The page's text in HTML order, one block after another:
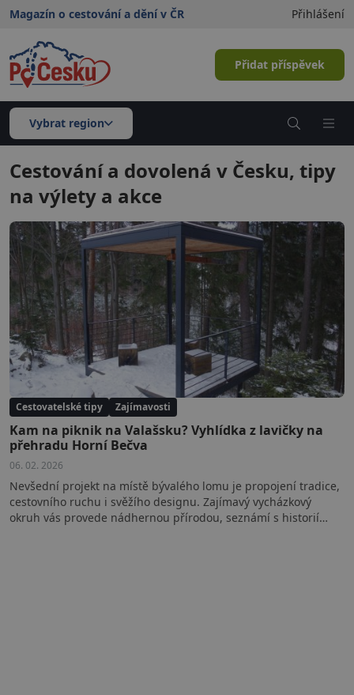
Magazín o cestování a dění v ČR Přihlášení
Přidat příspěvek
Vybrat region
Cestování a dovolená v Česku, tipy
na výlety a akce
Cestovatelské tipy Zajímavosti
Kam na piknik na Valašsku? Vyhlídka z lavičky na
přehradu Horní Bečva
06. 02. 2026
Nevšední projekt na místě bývalého lomu je propojení tradice,
cestovního ruchu i svěžího designu. Zajímavý vycházkový
okruh vás provede nádhernou přírodou, seznámí s historií…